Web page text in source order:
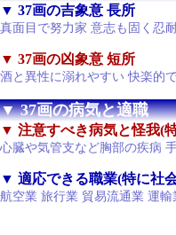
▼ 37画の吉象意 長所
真面目で努力家 意志も固く忍
▼ 37画の凶象意 短所
酒と異性に溺れやすい 快楽的
▼ 37画の病気と適職
▼ 注意すべき病気と怪我(
心臓や気管支など胸部の疾病
▼ 適応できる職業(特に社
航空業 旅行業 貿易流通業 運輸